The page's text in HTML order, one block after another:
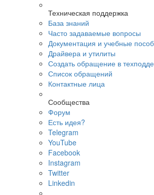
Техническая поддержка
База знаний
Часто задаваемые вопросы
Документация и учебные
Драйвера и утилиты
Создать обращение в
Список обращений
Контактные лица
Сообщества
Форум
Есть идея?
Telegram
YouTube
Facebook
Instagram
Twitter
Linkedin